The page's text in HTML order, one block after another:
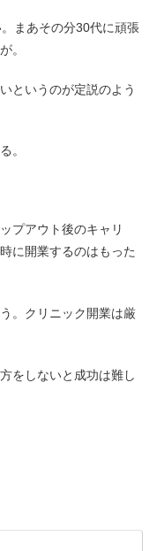
まあその分30代に頑張
。
というのが定説のよう
。
プアウト後のキャリ
に開業するのはもった
。クリニック開業は厳
をしないと成功は難し